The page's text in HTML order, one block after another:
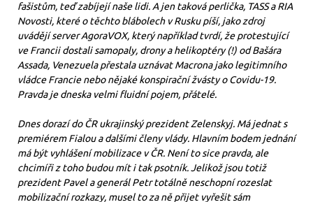
fašistům, teď zabíjejí naše lidi. A jen taková perlička, TASS a RIA
Novosti, které o těchto blábolech v Rusku píší, jako zdroj
uvádějí server AgoraVOX, který například tvrdí, že protestující
ve Francii dostali samopaly, drony a helikoptéry (!) od Bašára
Assada, Venezuela přestala uznávat Macrona jako legitimního
vládce Francie nebo nějaké konspirační žvásty o Covidu-19.
Pravda je dneska velmi fluidní pojem, přátelé.
Dnes dorazí do ČR ukrajinský prezident Zelenskyj. Má jednat s
premiérem Fialou a dalšími členy vlády. Hlavním bodem jednání
má být vyhlášení mobilizace v ČR. Není to sice pravda, ale
chcimíři z toho budou mít i tak psotník. Jelikož jsou totiž
prezident Pavel a generál Petr totálně neschopní rozeslat
mobilizační rozkazy, musel to za ně přijet vyřešit sám